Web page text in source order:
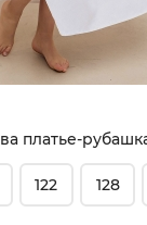
122 128